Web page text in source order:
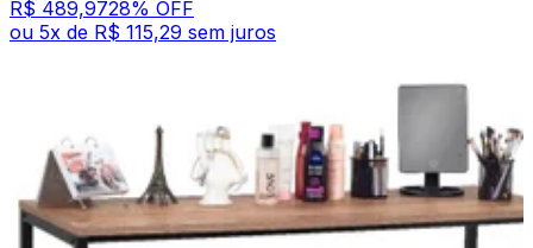
R$ 489,9728% OFF
ou 5x de R$ 115,29 sem juros